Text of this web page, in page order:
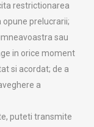
restrictionarea
prelucrarii;
sau
in orice moment
si acordat; de a
a
puteti transmite